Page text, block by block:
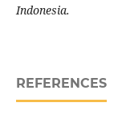
Indonesia.
REFERENCES